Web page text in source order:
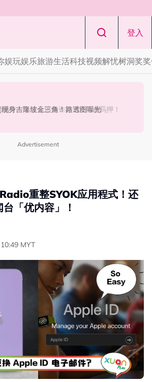
登入
娱玩娱乐旅游生活科技视频解忧树洞奖
鬼门开！ 2026年4大生肖最容易招阴
劳！车佳元涉嫌诈欺300亿遭羁押！
身吉隆坡金三角！路透图曝光
Advertisement
重整SYOK应用程式！还
「优内容」！
MYT